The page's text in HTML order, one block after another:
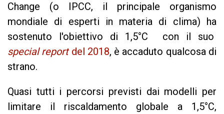
Change (o IPCC, il principale organismo
mondiale di esperti in materia di clima) ha
sostenuto l'obiettivo di 1,5°C con il suo
special reportdel 2018, è accaduto qualcosa di
strano.
Quasi tutti i percorsi previsti dai modelli per
limitare il riscaldamento globale a 1,5°C,